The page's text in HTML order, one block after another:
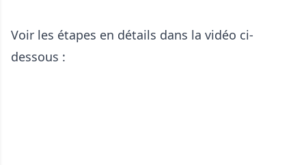
Voir les étapes en détails dans la vidéo ci-
dessous :